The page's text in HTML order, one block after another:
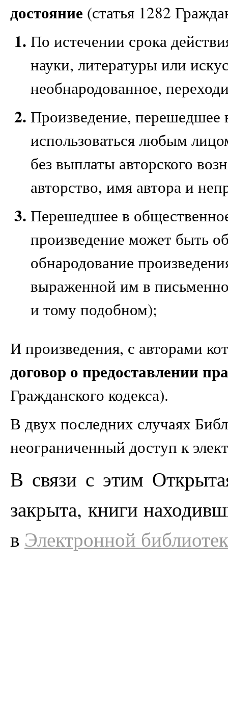
достояние (статья 1282
По истечении срока
науки, литературы или
необнародованное,
Произведение, перешедшее
использоваться любым
без выплаты авторского
авторство, имя автора и
Перешедшее в
произведение может быть
обнародование
выраженной им в
и тому подобном);
И произведения, с авторами
договор о предоставлении
Гражданского кодекса).
В двух последних случаях
неограниченный доступ к
В связи с этим
закрыта, книги
в Электронной